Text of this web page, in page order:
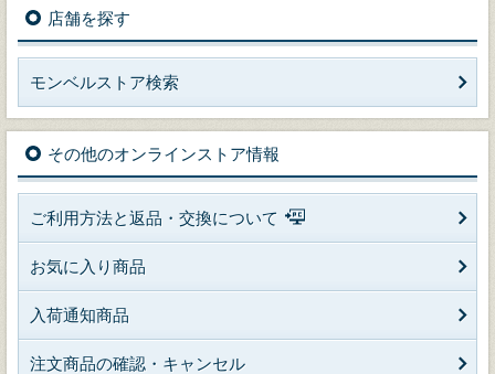
店舗を探す
モンベルストア検索
その他のオンラインストア情報
ご利用方法と返品・交換について
お気に入り商品
入荷通知商品
注文商品の確認・キャンセル